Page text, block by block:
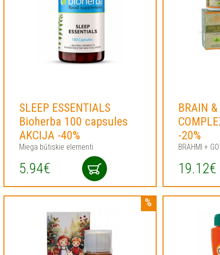
SLEEP ESSENTIALS
Bioherba 100 capsules
AKCIJA -40%
Miega būtiskie elementi
5.94€
BRAIN
-20%
BRAHMI +
19.12€